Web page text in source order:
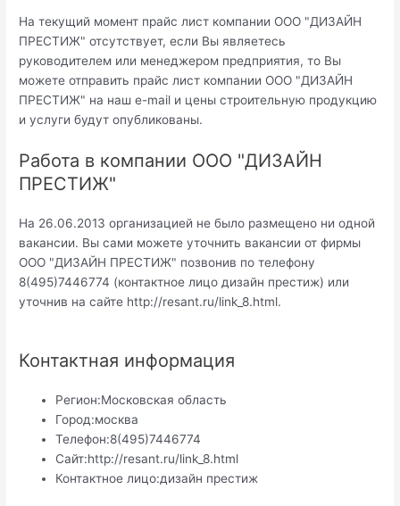
На текущий момент прайс лист компании ООО "ДИЗАЙН
ПРЕСТИЖ" отсутствует, если Вы являетесь
руководителем или менеджером предприятия, то Вы
можете отправить прайс лист компании ООО "ДИЗАЙН
ПРЕСТИЖ" на наш e-mail и цены строительную продукцию
и услуги будут опубликованы.
Работа в компании ООО "ДИЗАЙН
ПРЕСТИЖ"
На 26.06.2013 организацией не было размещено ни одной
вакансии. Вы сами можете уточнить вакансии от фирмы
ООО "ДИЗАЙН ПРЕСТИЖ" позвонив по телефону
8(495)7446774 (контактное лицо дизайн престиж) или
уточнив на сайте http://resant.ru/link_8.html.
Контактная информация
Регион:Московская область
Город:москва
Телефон:8(495)7446774
Сайт:http://resant.ru/link_8.html
Контактное лицо:дизайн престиж